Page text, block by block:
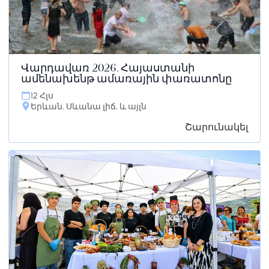
Վարդավառ 2026. Հայաստանի
ամենախենթ ամառային փառատոնը
12 Հլս
Երևան, Սևանա լիճ, և այլն
Շարունակել